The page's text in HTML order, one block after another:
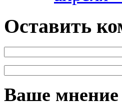
Оставить
Ваше